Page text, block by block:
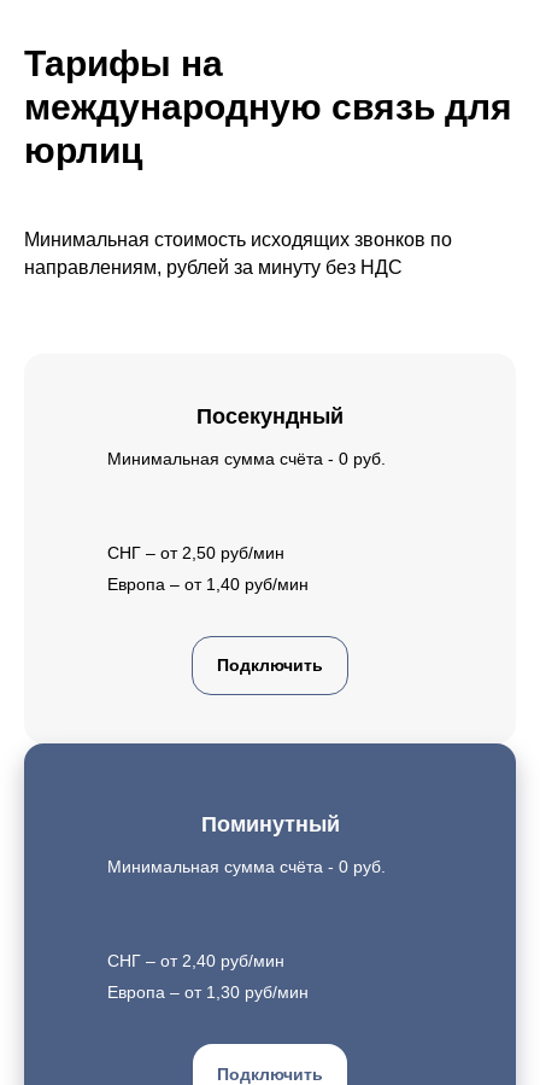
Тарифы на
международную связь для
юрлиц
Минимальная стоимость исходящих звонков по
направлениям, рублей за минуту без НДС
Посекундный
Минимальная сумма счёта - 0 руб.
СНГ – от 2,50 руб/мин
Европа – от 1,40 руб/мин
Подключить
Поминутный
Минимальная сумма счёта - 0 руб.
СНГ – от 2,40 руб/мин
Европа – от 1,30 руб/мин
Подключить